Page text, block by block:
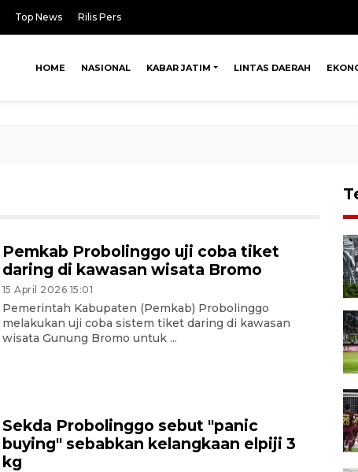
Top News Rilis Pers
HOME NASIONAL KABAR JATIM LINTAS DAERAH
Pemkab Probolinggo uji coba tiket
daring di kawasan wisata Bromo
15 April 2026 15:01
Pemerintah Kabupaten (Pemkab) Probolinggo
melakukan uji coba sistem tiket daring di kawasan
wisata Gunung Bromo untuk ...
Sekda Probolinggo sebut "panic
buying" sebabkan kelangkaan elpiji 3
kg